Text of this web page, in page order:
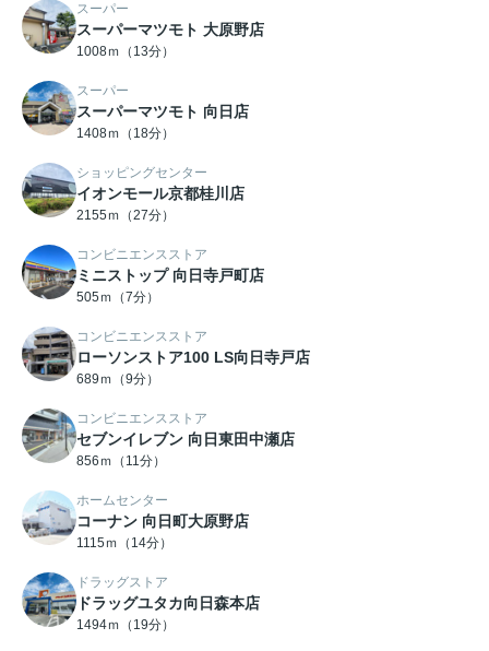
スーパー
スーパーマツモト 大原野店
1008ｍ（13分）
スーパー
スーパーマツモト 向日店
1408ｍ（18分）
ショッピングセンター
イオンモール京都桂川店
2155ｍ（27分）
コンビニエンスストア
ミニストップ 向日寺戸町店
505ｍ（7分）
コンビニエンスストア
ローソンストア100 LS向日寺戸店
689ｍ（9分）
コンビニエンスストア
セブンイレブン 向日東田中瀬店
856ｍ（11分）
ホームセンター
コーナン 向日町大原野店
1115ｍ（14分）
ドラッグストア
ドラッグユタカ向日森本店
1494ｍ（19分）